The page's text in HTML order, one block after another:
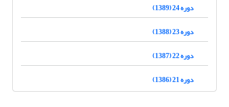
دوره 24 (1389)
دوره 23 (1388)
دوره 22 (1387)
دوره 21 (1386)